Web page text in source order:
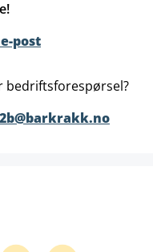
post
bedriftsforespørsel?